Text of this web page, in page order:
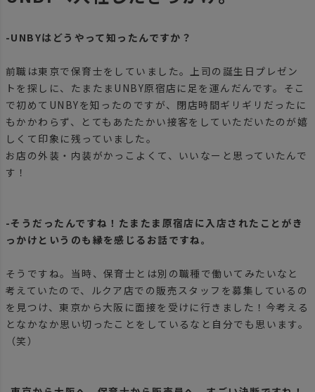
-UNBYはどうやって知ったんですか？
前職は東京で保育士をしていました。上司の誕生日プレゼン
トを探しに、たまたまUNBY原宿店に足を運んだんです。そこ
で初めてUNBYを知ったのですが、閉店時間ギリギリだったに
もかかわらず、とてもあたたかい接客をしていただいたのが嬉
しくて印象に残っていました。
お店の外装・内装がかっこよくて、いいなーと思っていたんで
す！
-そうだったんですね！たまたま原宿店に入店されたことがき
っかけというのも縁を感じるお話ですね。
そうですね。当時、保育士とは別の職種で働いてみたいなと
考えていたので、ルクア店での販売スタッフを募集しているの
を見つけ、東京から大阪に面接を受けに行きました！今考える
となかなか思い切ったことをしているなと自分でも思います。
（笑）